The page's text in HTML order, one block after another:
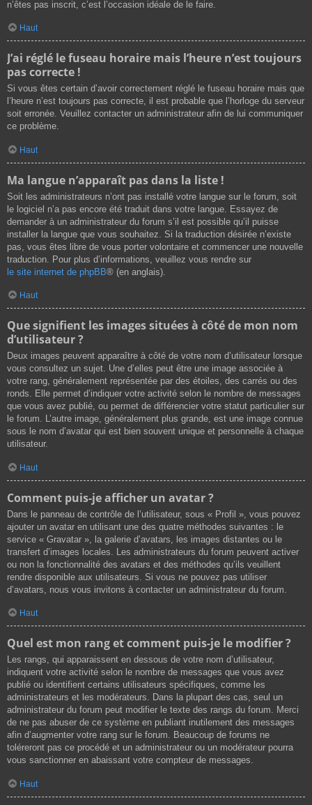
n’êtes pas inscrit, c’est l’occasion idéale de le faire.
Haut
J’ai réglé le fuseau horaire mais l’heure n’est toujours
pas correcte !
Si vous êtes certain d’avoir correctement réglé le fuseau horaire mais que
l’heure n’est toujours pas correcte, il est probable que l’horloge du serveur
soit erronée. Veuillez contacter un administrateur afin de lui communiquer
ce problème.
Haut
Ma langue n’apparaît pas dans la liste !
Soit les administrateurs n’ont pas installé votre langue sur le forum, soit
le logiciel n’a pas encore été traduit dans votre langue. Essayez de
demander à un administrateur du forum s’il est possible qu’il puisse
installer la langue que vous souhaitez. Si la traduction désirée n’existe
pas, vous êtes libre de vous porter volontaire et commencer une nouvelle
traduction. Pour plus d’informations, veuillez vous rendre sur
le site internet de phpBB® (en anglais).
Haut
Que signifient les images situées à côté de mon nom
d’utilisateur ?
Deux images peuvent apparaître à côté de votre nom d’utilisateur lorsque
vous consultez un sujet. Une d’elles peut être une image associée à
votre rang, généralement représentée par des étoiles, des carrés ou des
ronds. Elle permet d’indiquer votre activité selon le nombre de messages
que vous avez publié, ou permet de différencier votre statut particulier sur
le forum. L’autre image, généralement plus grande, est une image connue
sous le nom d’avatar qui est bien souvent unique et personnelle à chaque
utilisateur.
Haut
Comment puis-je afficher un avatar ?
Dans le panneau de contrôle de l’utilisateur, sous « Profil », vous pouvez
ajouter un avatar en utilisant une des quatre méthodes suivantes : le
service « Gravatar », la galerie d’avatars, les images distantes ou le
transfert d’images locales. Les administrateurs du forum peuvent activer
ou non la fonctionnalité des avatars et des méthodes qu’ils veuillent
rendre disponible aux utilisateurs. Si vous ne pouvez pas utiliser
d’avatars, nous vous invitons à contacter un administrateur du forum.
Haut
Quel est mon rang et comment puis-je le modifier ?
Les rangs, qui apparaissent en dessous de votre nom d’utilisateur,
indiquent votre activité selon le nombre de messages que vous avez
publié ou identifient certains utilisateurs spécifiques, comme les
administrateurs et les modérateurs. Dans la plupart des cas, seul un
administrateur du forum peut modifier le texte des rangs du forum. Merci
de ne pas abuser de ce système en publiant inutilement des messages
afin d’augmenter votre rang sur le forum. Beaucoup de forums ne
toléreront pas ce procédé et un administrateur ou un modérateur pourra
vous sanctionner en abaissant votre compteur de messages.
Haut